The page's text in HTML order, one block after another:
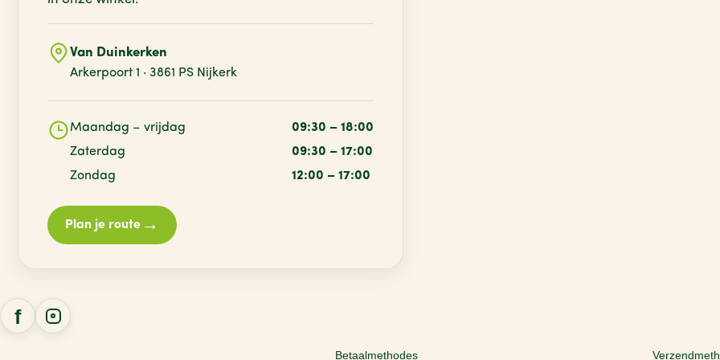
Van Duinkerken
Arkerpoort 1 · 3861 PS Nijkerk
Maandag – vrijdag
09:30 – 18:00
Zaterdag
09:30 – 17:00
Zondag
12:00 – 17:00
Plan je route →
Betaalmethodes